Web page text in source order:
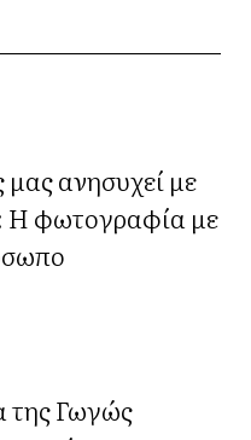
ανησυχεί με
Η φωτογραφία με
της Γωγώς